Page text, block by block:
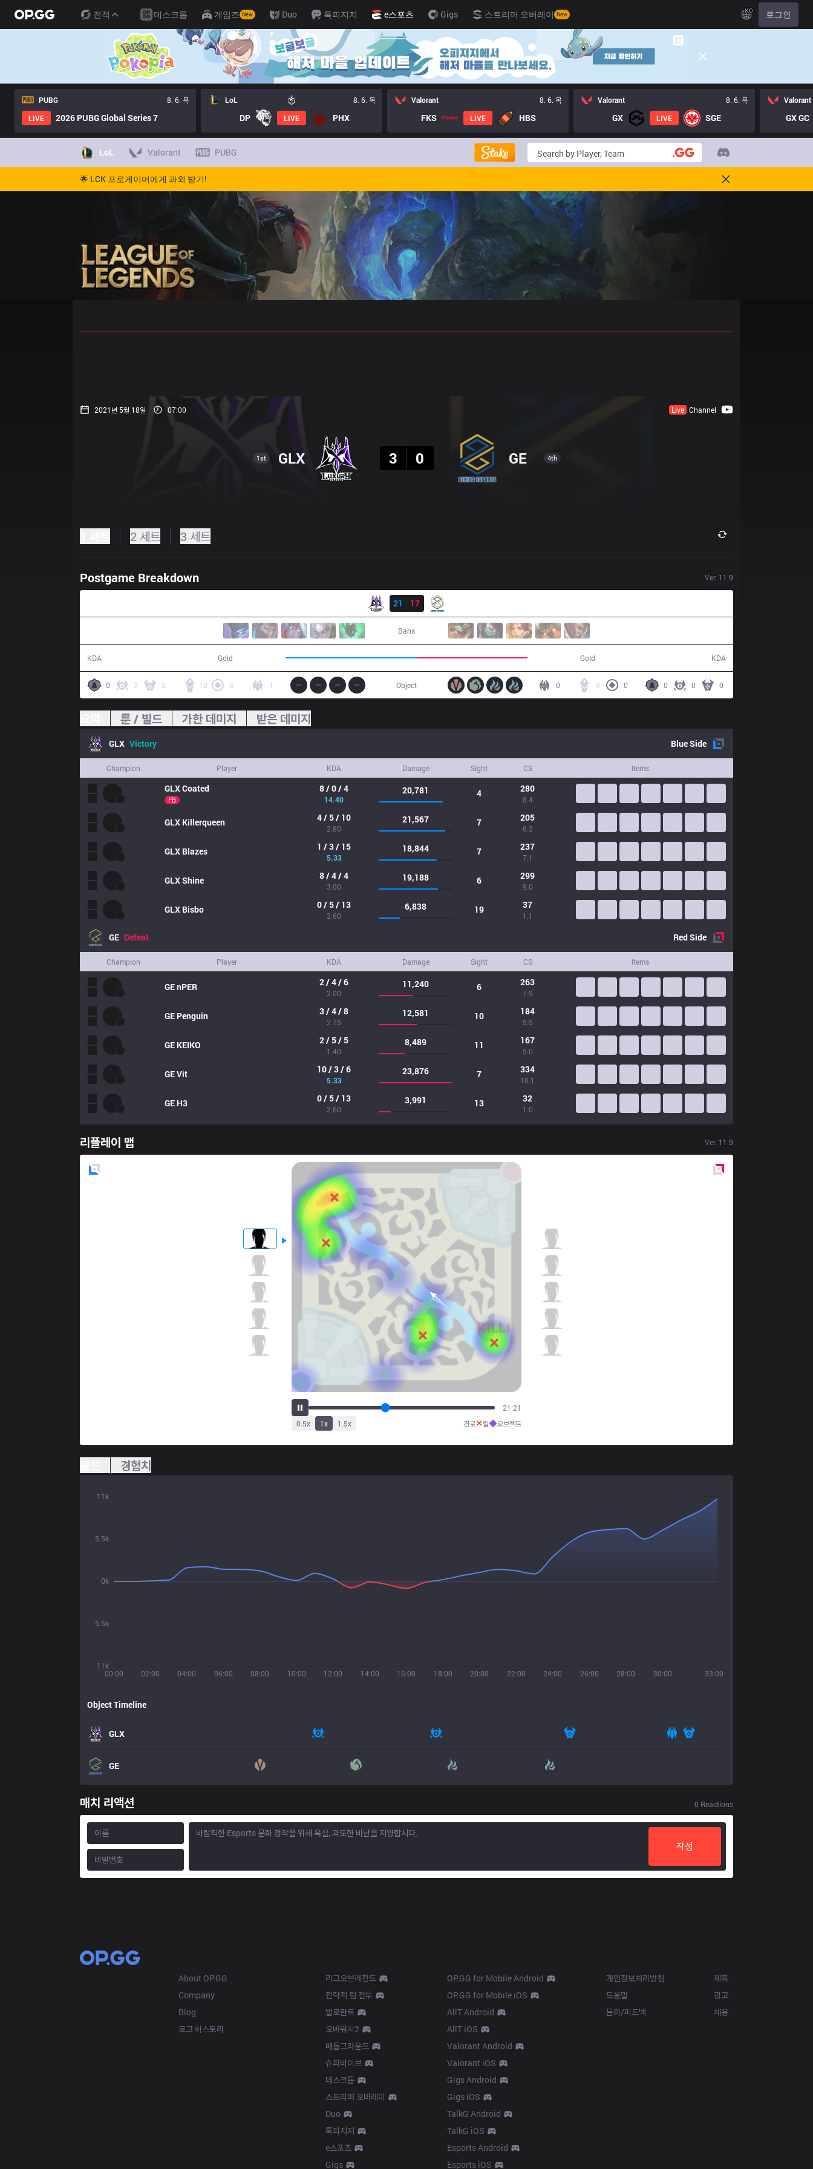
전적 데스크톱 게임즈 New Duo 톡피지지 e스포츠 Gigs 스트리머 오버레이 New KO 로그인
PUBG
8. 6. 목
LIVE
2026 PUBG Global Series 7
LoL 8. 6. 목
DP LIVE PHX
Valorant 8. 6. 목
FKS LIVE HBS
Valorant 8. 6. 목
GX LIVE SGE
Valorant
GX GC
LoL Valorant PUBG
🌟 LCK 프로게이머에게 과외 받기!
2021년 5월 18일 07:00 Live Channel
1st GLX
3
0 GE 4th
2 세트 3 세트
Postgame Breakdown Ver. 11.9
21
17
Bans
KDA Gold Gold KDA
0 2 2 10 3 1 0 0 0
3 0
0
Object
룬 / 빌드 가한 데미지 받은 데미지
GLX Victory BlueSide
Champion Player KDA Damage Sight CS Items
GLXCoated
FB
8 / 0 / 4
14.40
20,781 4 280
8.4
GLX Killerqueen 4 / 5 / 10
2.80
21,567 7 205
6.2
GLX Blazes 1 / 3 / 15
5.33
18,844 7 237
7.1
GLXShine 8 / 4 / 4
3.00
19,188 6 299
9.0
GLX Bisbo 0 / 5 / 13
2.60
6,838 19 37
1.1
GE Defeat RedSide
Champion Player KDA Damage Sight CS Items
GEnPER 2 / 4 / 6
2.00
11,240 6 263
7.9
GE Penguin 3 / 4 / 8
2.75
12,581 10 184
5.5
GE KEIKO 2 / 5 / 5
1.40
8,489 11 167
5.0
GEVit 10 / 3 / 6
5.33
23,876 7 334
10.1
GE H3 0 / 5 / 13
2.60
3,991 13 32
1.0
리플레이 맵 Ver. 11.9
26:26
0.5x 1x 1.5x 경로✕킬◆오브젝트
경험치
00:00 02:00 04:00 06:00 08:00 10:00 12:00 14:00 16:00 18:00 20:00 22:00 24:00 26:00 28:00 30:00 33:00
11k
5.5k
0k
5.5k
11k
Object Timeline
GLX
GE
매치 리액션 0 Reactions
작성
About OP.GG
Company
Blog
로고 히스토리
리그오브레전드
전략적 팀 전투
발로란트
오버워치2
배틀그라운드
슈퍼바이브
데스크톱
스트리머 오버레이
Duo
톡피지지
e스포츠
Gigs
OP.GG for Mobile Android
OP.GG for Mobile iOS
AllT Android
AllT iOS
Valorant Android
Valorant iOS
Gigs Android
Gigs iOS
TalkG Android
TalkG iOS
Esports Android
Esports iOS
개인정보처리방침
도움말
문의/피드백
제휴
광고
채용